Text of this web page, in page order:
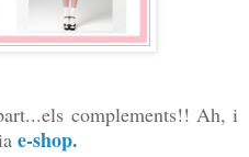
complements!! Ah, i
e-shop.